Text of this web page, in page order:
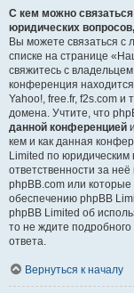
С кем можно связаться
юридических
Вы можете связаться с
списке на странице
свяжитесь с
конференция
Yahoo!, free.fr, f2s.com и
домена. Учтите, что
данной конференцией
кем и как данная
Limited по
ответственности за неё
phpBB.com или которые
обеспечению phpBB
phpBB Limited об
то не ждите
ответа.
Вернуться к началу